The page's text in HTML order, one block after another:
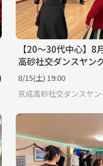
【20〜30代中心】8
高砂社交ダンスヤン
心者🔰歓迎】
8/15(土) 19:00
京成高砂社交ダンスヤン